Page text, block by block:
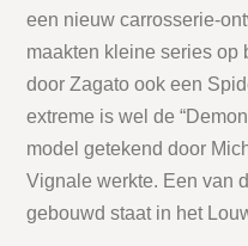
een nieuw carrosserie-
maakten kleine series op
door Zagato ook een
extreme is wel de
model getekend door
Vignale werkte. Een van
gebouwd staat in het